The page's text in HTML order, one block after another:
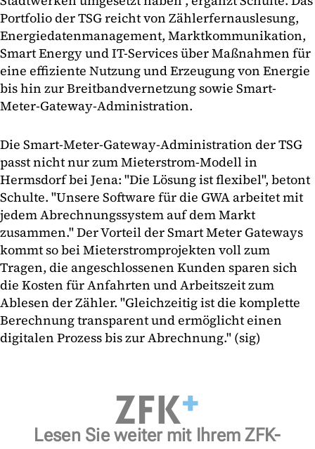
Portfolio der TSG reicht von Zählerfernauslesung,
Energiedatenmanagement, Marktkommunikation,
Smart Energy und IT-Services über Maßnahmen für
eine effiziente Nutzung und Erzeugung von Energie
bis hin zur Breitbandvernetzung sowie Smart-
Meter-Gateway-Administration.
Die Smart-Meter-Gateway-Administration der TSG
passt nicht nur zum Mieterstrom-Modell in
Hermsdorf bei Jena: "Die Lösung ist flexibel", betont
Schulte. "Unsere Software für die GWA arbeitet mit
jedem Abrechnungssystem auf dem Markt
zusammen." Der Vorteil der Smart Meter Gateways
kommt so bei Mieterstromprojekten voll zum
Tragen, die angeschlossenen Kunden sparen sich
die Kosten für Anfahrten und Arbeitszeit zum
Ablesen der Zähler. "Gleichzeitig ist die komplette
Berechnung transparent und ermöglicht einen
digitalen Prozess bis zur Abrechnung." (sig)
Lesen Sie weiter mit Ihrem ZFK-